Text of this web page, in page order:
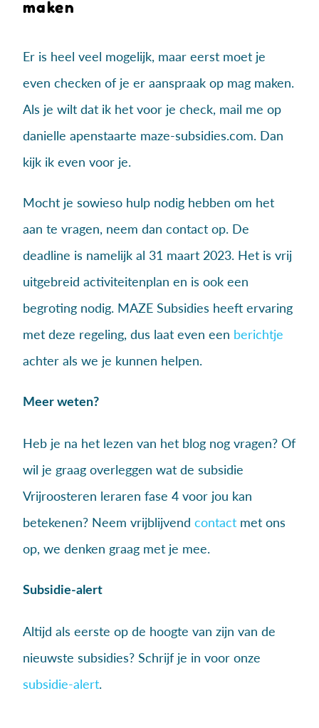
maken
Er is heel veel mogelijk, maar eerst moet je
even checken of je er aanspraak op mag maken.
Als je wilt dat ik het voor je check, mail me op
danielle apenstaarte maze-subsidies.com. Dan
kijk ik even voor je.
Mocht je sowieso hulp nodig hebben om het
aan te vragen, neem dan contact op. De
deadline is namelijk al 31 maart 2023. Het is vrij
uitgebreid activiteitenplan en is ook een
begroting nodig. MAZE Subsidies heeft ervaring
met deze regeling, dus laat even een berichtje
achter als we je kunnen helpen.
Meer weten?
Heb je na het lezen van het blog nog vragen? Of
wil je graag overleggen wat de subsidie
Vrijroosteren leraren fase 4 voor jou kan
betekenen? Neem vrijblijvend contactmet ons
op, we denken graag met je mee.
Subsidie-alert
Altijd als eerste op de hoogte van zijn van de
nieuwste subsidies? Schrijf je in voor onze
subsidie-alert.